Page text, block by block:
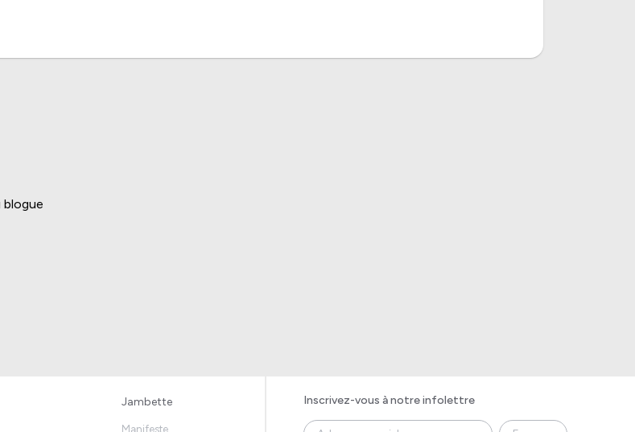
blogue
Jambette
Manifeste
Inscrivez-vous à notre infolettre